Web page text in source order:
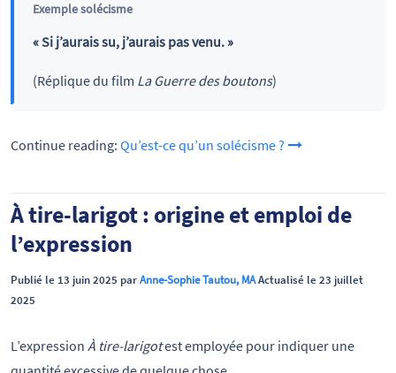
Exemple solécisme
« Si j’aurais su, j’aurais pas venu. »
(Réplique du film La Guerre des boutons)
Continue reading: Qu’est-ce qu’un solécisme ?
À tire-larigot : origine et emploi de
l’expression
Publié le 13 juin 2025 parAnne-Sophie Tautou, MAActualisé le 23 juillet
2025
L’expression À tire-larigotest employée pour indiquer une